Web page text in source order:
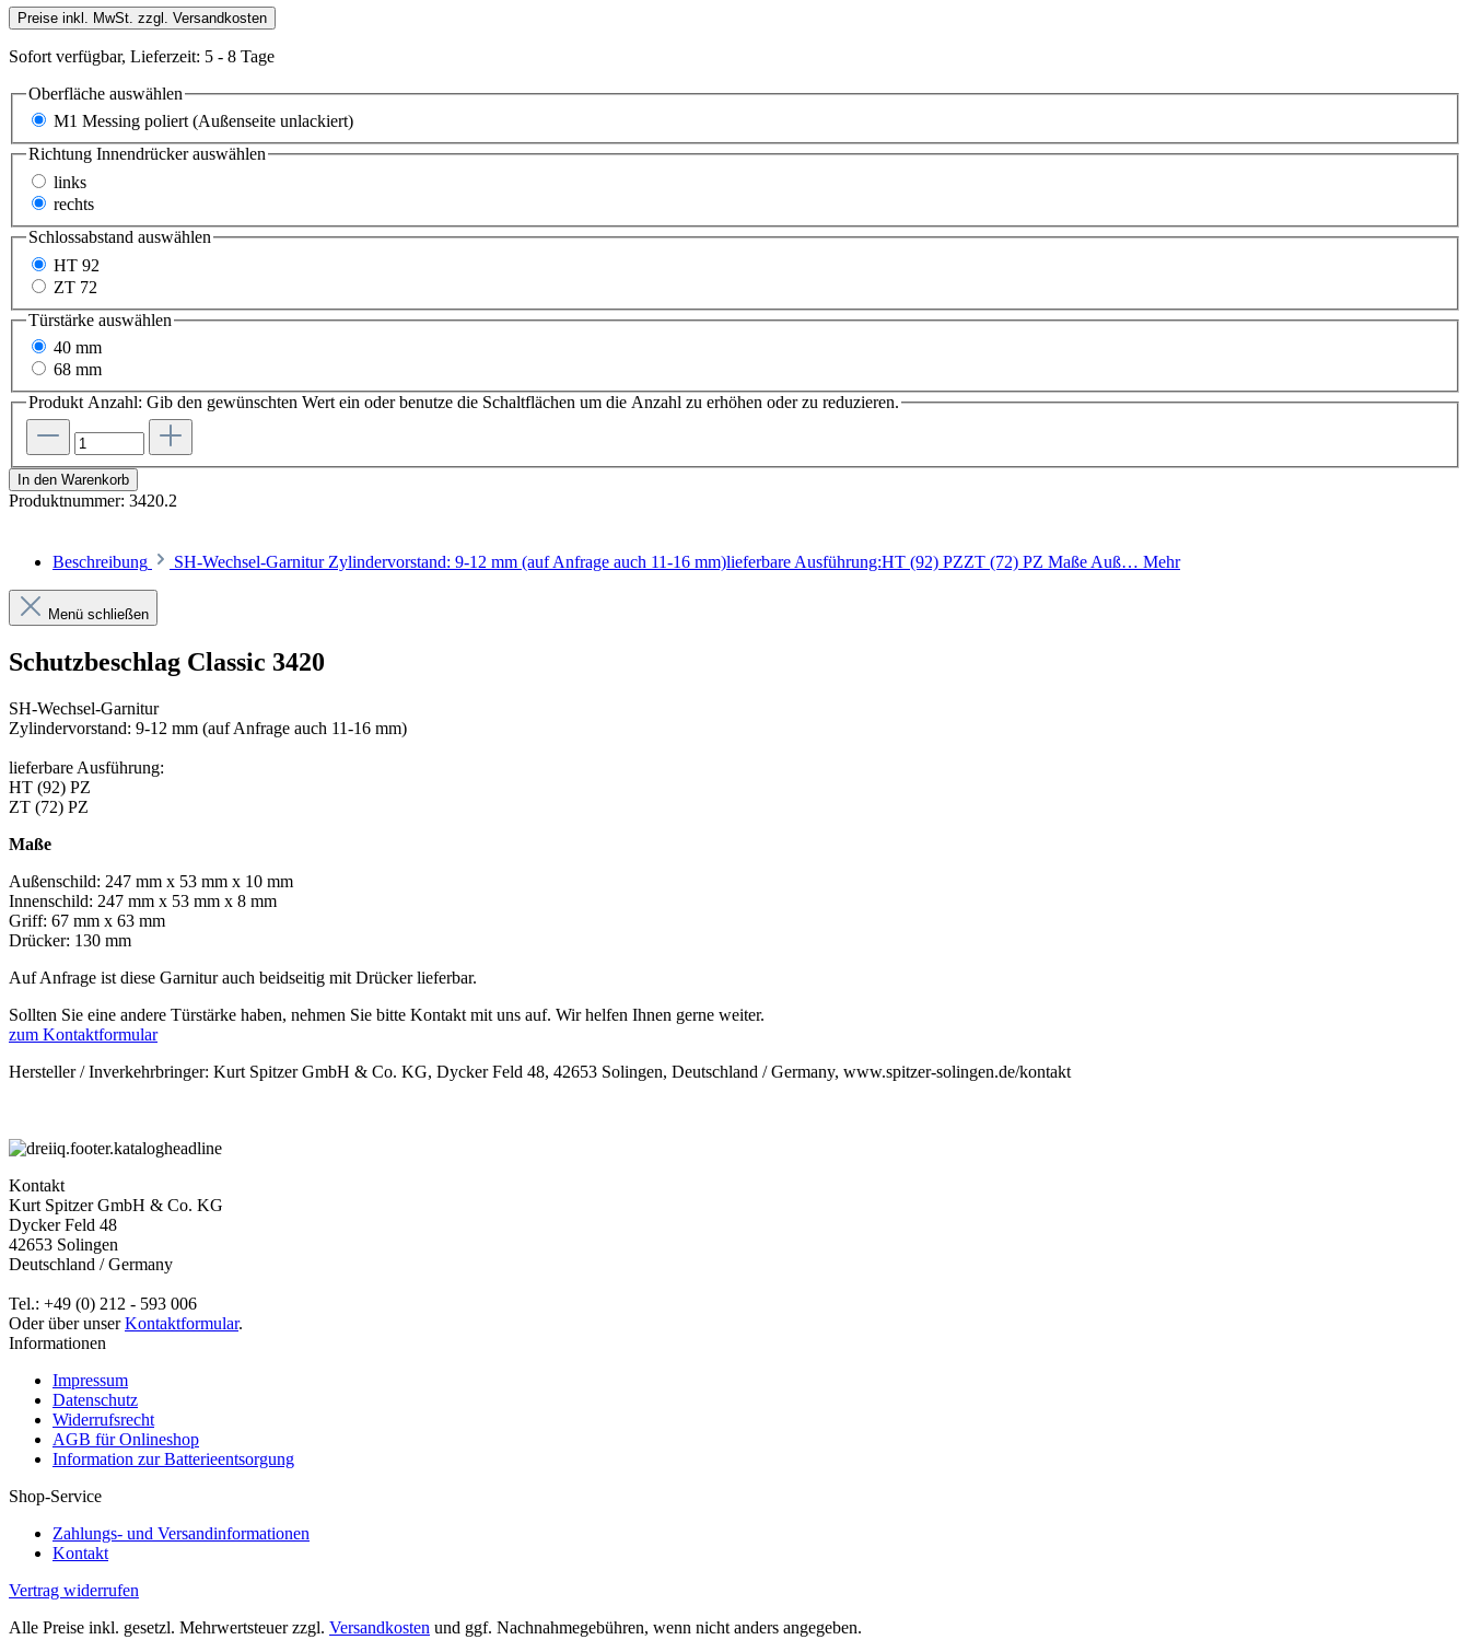
Preise inkl. MwSt. zzgl. Versandkosten
Sofort verfügbar, Lieferzeit: 5 - 8 Tage
Oberfläche auswählen
M1 Messing poliert (Außenseite unlackiert)
Richtung Innendrückerauswählen
links
rechts
Schlossabstand auswählen
HT 92
ZT 72
Türstärke auswählen
40 mm
68 mm
Produkt Anzahl: Gib den gewünschten Wert ein oder benutze die Schaltflächen um die Anzahl zu erhöhen oder zu reduzieren.
In den Warenkorb
Produktnummer: 3420.2
Beschreibung SH-Wechsel-Garnitur Zylindervorstand: 9-12 mm (auf Anfrage auch 11-16 mm)lieferbare Ausführung:HT (92) PZZT (72) PZ Maße Auß… Mehr
Menü schließen
Schutzbeschlag Classic 3420
SH-Wechsel-Garnitur
Zylindervorstand: 9-12 mm (auf Anfrage auch 11-16 mm)
lieferbare Ausführung:
HT (92) PZ
ZT (72) PZ
Maße
Außenschild: 247 mm x 53 mm x 10 mm
Innenschild: 247 mm x 53 mm x 8 mm
Griff: 67 mm x 63 mm
Drücker: 130 mm
Auf Anfrage ist diese Garnitur auch beidseitig mit Drücker lieferbar.
Sollten Sie eine andere Türstärke haben, nehmen Sie bitte Kontakt mit uns auf. Wir helfen Ihnen gerne weiter.
zum Kontaktformular
Hersteller / Inverkehrbringer: Kurt Spitzer GmbH & Co. KG, Dycker Feld 48, 42653 Solingen, Deutschland / Germany, www.spitzer-solingen.de/kontakt
Kontakt
Kurt Spitzer GmbH & Co. KG
Dycker Feld 48
42653 Solingen
Deutschland / Germany
Tel.: +49 (0) 212 - 593 006
Oder über unserKontaktformular.
Informationen
Impressum
Datenschutz
Widerrufsrecht
AGB für Onlineshop
Information zur Batterieentsorgung
Shop-Service
Zahlungs- und Versandinformationen
Kontakt
Vertrag widerrufen
Alle Preise inkl. gesetzl. Mehrwertsteuer zzgl. Versandkosten und ggf. Nachnahmegebühren, wenn nicht anders angegeben.